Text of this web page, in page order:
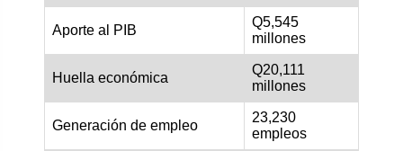
Aporte al PIB
Q5,545
millones
Huella económica
Q20,111
millones
Generación de empleo
23,230
empleos